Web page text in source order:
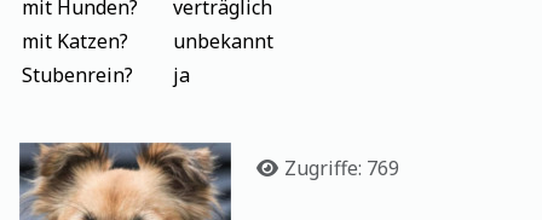
mit Hunden?
verträglich
mit Katzen?
unbekannt
Stubenrein?
ja
Details
Zugriffe: 769